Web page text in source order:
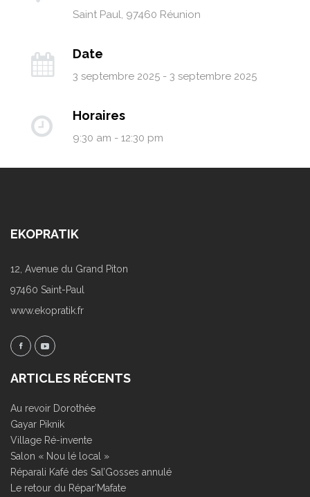
Saint Paul, 97460 Réunion
Date
3 septembre 2025 - 3 septembre 2025
Horaires
9:30 am - 12:30 pm
EKOPRATIK
12, Avenue du Grand Piton
97460 Saint-Paul
www.ekopratik.fr
ARTICLES RÉCENTS
Au revoir Dorothée
Gayar Piknik
Village Ré-invente
Salon « Nou lé local »
Réparali Kafé des Sal’Gosses annulé
Le retour du Répar’Mafate